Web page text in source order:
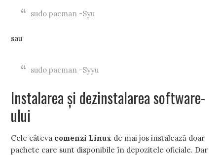
sudo pacman -Syu
sau
sudo pacman -Syyu
Instalarea și dezinstalarea software-
ului
Cele câteva comenzi Linux de mai jos instalează doar
pachete care sunt disponibile în depozitele oficiale. Dar